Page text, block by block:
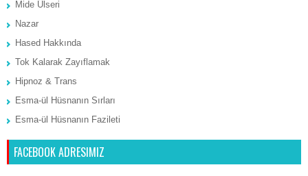
Mide Ülseri
Nazar
Hased Hakkında
Tok Kalarak Zayıflamak
Hipnoz & Trans
Esma-ül Hüsnanın Sırları
Esma-ül Hüsnanın Fazileti
FACEBOOK ADRESIMIZ